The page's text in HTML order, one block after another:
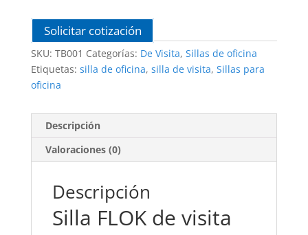
Solicitar cotización
SKU: TB001 Categorías: De Visita, Sillas de oficina
Etiquetas: silla de oficina, silla de visita, Sillas para
oficina
Descripción
Valoraciones (0)
Descripción
Silla FLOK de visita